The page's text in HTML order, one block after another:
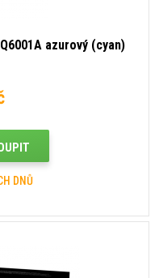
azurový (cyan)
DNŮ